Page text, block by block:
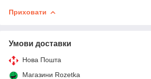
Приховати
Умови доставки
Нова Пошта
Магазини Rozetka